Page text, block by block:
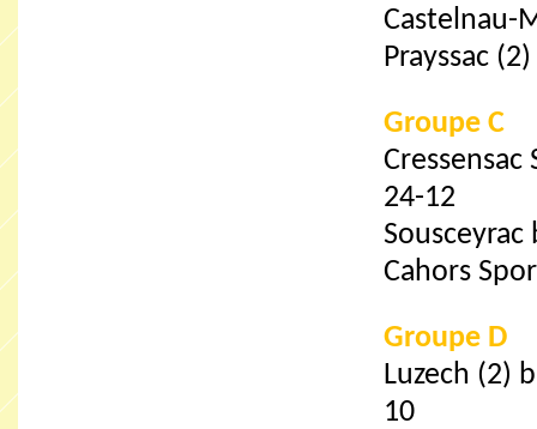
Castelnau-
Prayssac
Groupe C
24-12
Cahors
Groupe D
Luzech (2)
10